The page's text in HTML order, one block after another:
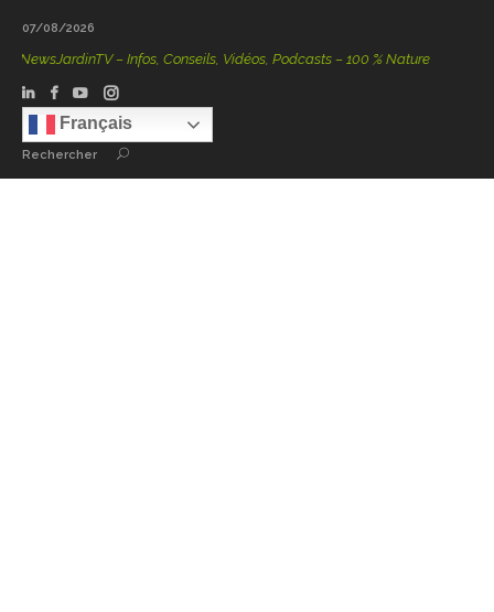
07/08/2026
– Infos, Conseils, Vidéos, Podcasts – 100 % Nature
Français
Rechercher